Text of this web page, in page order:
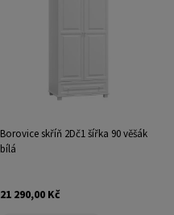
Borovice skříň 2Dč1 šířka 90 věšák
bílá
21 290,00 Kč